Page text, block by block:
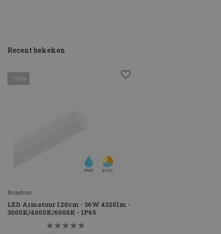
Recent bekeken
- 53%
Braytron
LED Armatuur 120cm - 36W 4320lm -
3000K/4000K/6000K - IP65